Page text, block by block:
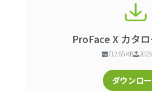
ProFace X カタロ
712.65 KB
ダウンロ